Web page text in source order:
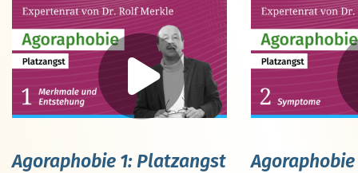
Agoraphobie 1: Platzangst